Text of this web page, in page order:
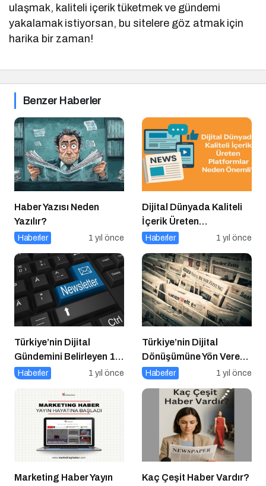
ulaşmak, kaliteli içerik tüketmek ve gündemi
yakalamak istiyorsan, bu sitelere göz atmak için
harika bir zaman!
Benzer Haberler
Haber Yazısı Neden
Yazılır?
Haberler 1 yıl önce
Dijital Dünyada Kaliteli
İçerik Üreten
Platformlar Neden
Haberler 1 yıl önce
Türkiye’nin Dijital
Gündemini Belirleyen 15
Haber Sitesi
Haberler 1 yıl önce
Türkiye’nin Dijital
Dönüşümüne Yön Veren
15 Platform
Haberler 1 yıl önce
Marketing Haber Yayın
Kaç Çeşit Haber Vardır?